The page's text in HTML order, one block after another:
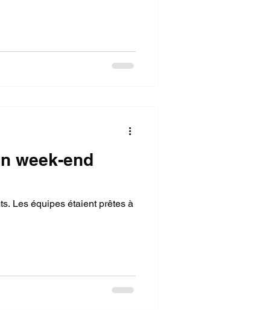
week-end
Les équipes étaient prêtes à